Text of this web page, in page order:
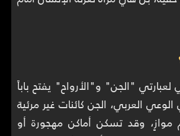
"الجن" و"الأرواح" يفتح باباً
العربي، الجن كائنات غير مرئية
وقد تسكن أماكن مهجورة أو